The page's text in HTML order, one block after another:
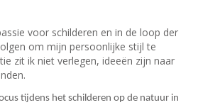
voor schilderen en in de loop der
om mijn persoonlijke stijl te
zit ik niet verlegen, ideeën zijn naar
tijdens het schilderen op de natuur in